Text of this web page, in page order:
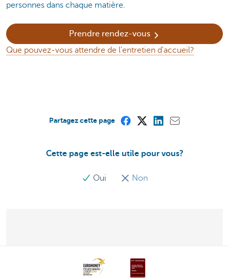
personnes dans chaque matière.
Prendre rendez-vous
Que pouvez-vous attendre de l'entretien d'accueil?
Cette page est-elle utile pour vous?
Oui Non
Partagez cette page